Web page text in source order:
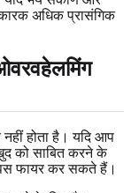
कारक अधिक प्रासंगिक
होता है। यदि आप
को साबित करने के
फायर कर सकते हैं।